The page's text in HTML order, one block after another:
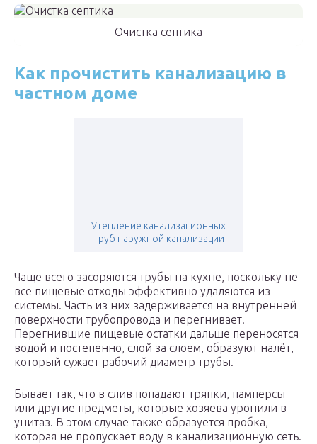
Очистка септика
Как прочистить канализацию в
частном доме
Утепление канализационных
труб наружной канализации
Чаще всего засоряются трубы на кухне, поскольку не
все пищевые отходы эффективно удаляются из
системы. Часть из них задерживается на внутренней
поверхности трубопровода и перегнивает.
Перегнившие пищевые остатки дальше переносятся
водой и постепенно, слой за слоем, образуют налёт,
который сужает рабочий диаметр трубы.
Бывает так, что в слив попадают тряпки, памперсы
или другие предметы, которые хозяева уронили в
унитаз. В этом случае также образуется пробка,
которая не пропускает воду в канализационную сеть.